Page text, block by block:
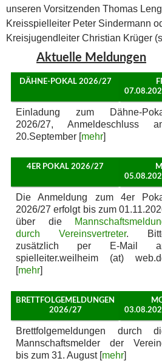
unseren Vorsitzenden Thomas
Kreisspielleiter Peter Sindermann
Kreisjugendleiter Christian Krüger
Aktuelle Meldungen
DÄHNE-POKAL 2026/27
Einladung zum Dähne-
2026/27, Anmeldeschluss
20.September [mehr]
4ER POKAL 2026/27
Die Anmeldung zum 4er
2026/27 erfolgt bis zum
über die
durch Vereinsvertreter.
zusätzlich per E-Mail
spielleiter.weilheim (at)
[mehr]
BRETTFOLGEMELDUNGEN
2026/27
Brettfolgemeldungen durch
Mannschaftsmelder der
bis zum 31. August [mehr]